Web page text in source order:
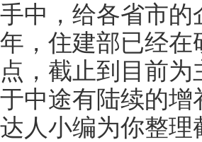
手中，给各省市
年，住建部已经
点，截止到目前
于中途有陆续的
达人小编为你整理